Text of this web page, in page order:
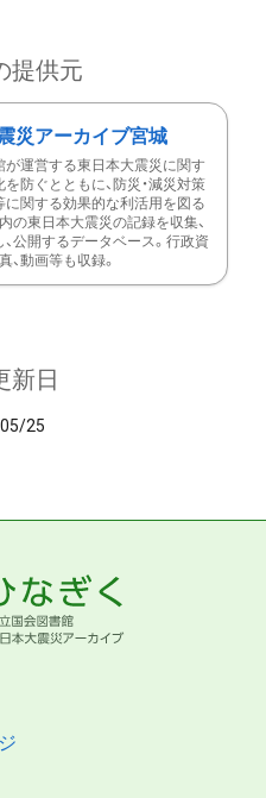
提供元
災アーカイブ宮城
が運営する東日本大震災に関す
防ぐとともに、防災・減災対策
に関する効果的な利活用を図る
の東日本大震災の記録を収集、
公開するデータベース。行政資
、動画等も収録。
新日
25